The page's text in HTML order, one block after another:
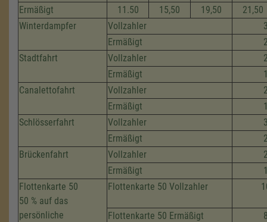
Ermäßigt
11.50 15,50 19,50
21,50
Winterdampfer
Vollzahler
Ermäßigt
Stadtfahrt
Vollzahler
Ermäßigt
Canalettofahrt
Vollzahler
Ermäßigt
Schlösserfahrt
Vollzahler
Ermäßigt
Brückenfahrt
Vollzahler
Ermäßigt
Flottenkarte 50
50 % auf das
persönliche
Flottenkarte 50 Vollzahler
Flottenkarte 50 Ermäßigt